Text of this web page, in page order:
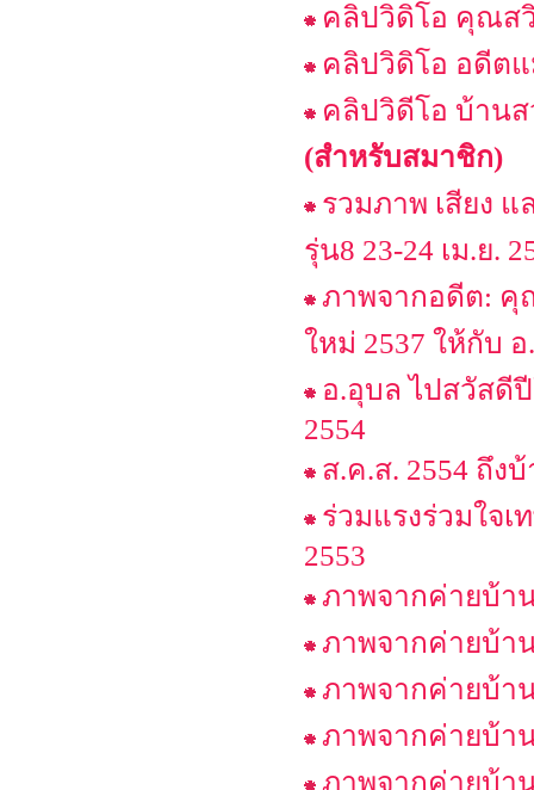
คลิปวิดิโอ คุณส
คลิปวิดิโอ อดีต
คลิปวิดีโอ บ้าน
(สำหรับสมาชิก)
รวมภาพ เสียง
รุ่น8 23-24 เม.ย.
ภาพจากอดีต: คุ
ใหม่ 2537 ให้กับ
อ.อุบล ไปสวัสดี
2554
ส.ค.ส. 2554 ถึง
ร่วมแรงร่วมใจ
2553
ภาพจากค่ายบ้า
ภาพจากค่ายบ้า
ภาพจากค่ายบ้า
ภาพจากค่ายบ้า
ภาพจากค่ายบ้า